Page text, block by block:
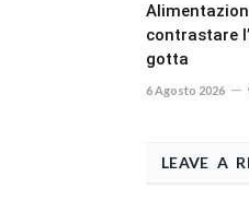
contrastare
gotta
6 Agosto 2026
LEAVE A